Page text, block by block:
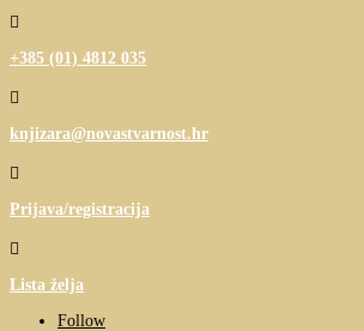

+385 (01) 4812 035

knjizara@novastvarnost.hr

Prijava/registracija

Lista želja
Follow